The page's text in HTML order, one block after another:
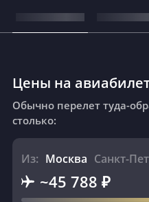
Цены на
Обычно перелет туда-
столько:
Из: Москва Санкт-
~45 788 ₽